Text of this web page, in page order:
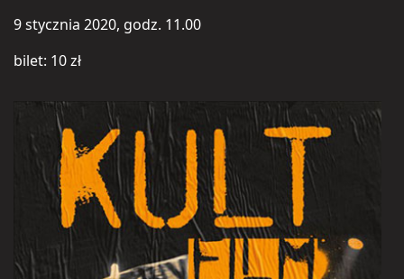
9 stycznia 2020, godz. 11.00
bilet: 10 zł